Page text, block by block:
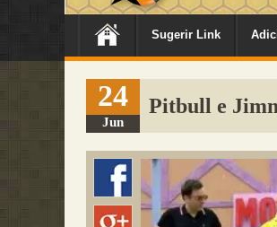
Sugerir Link
24
Jun
Pitbull e